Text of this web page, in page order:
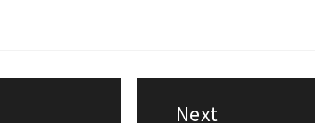
Next